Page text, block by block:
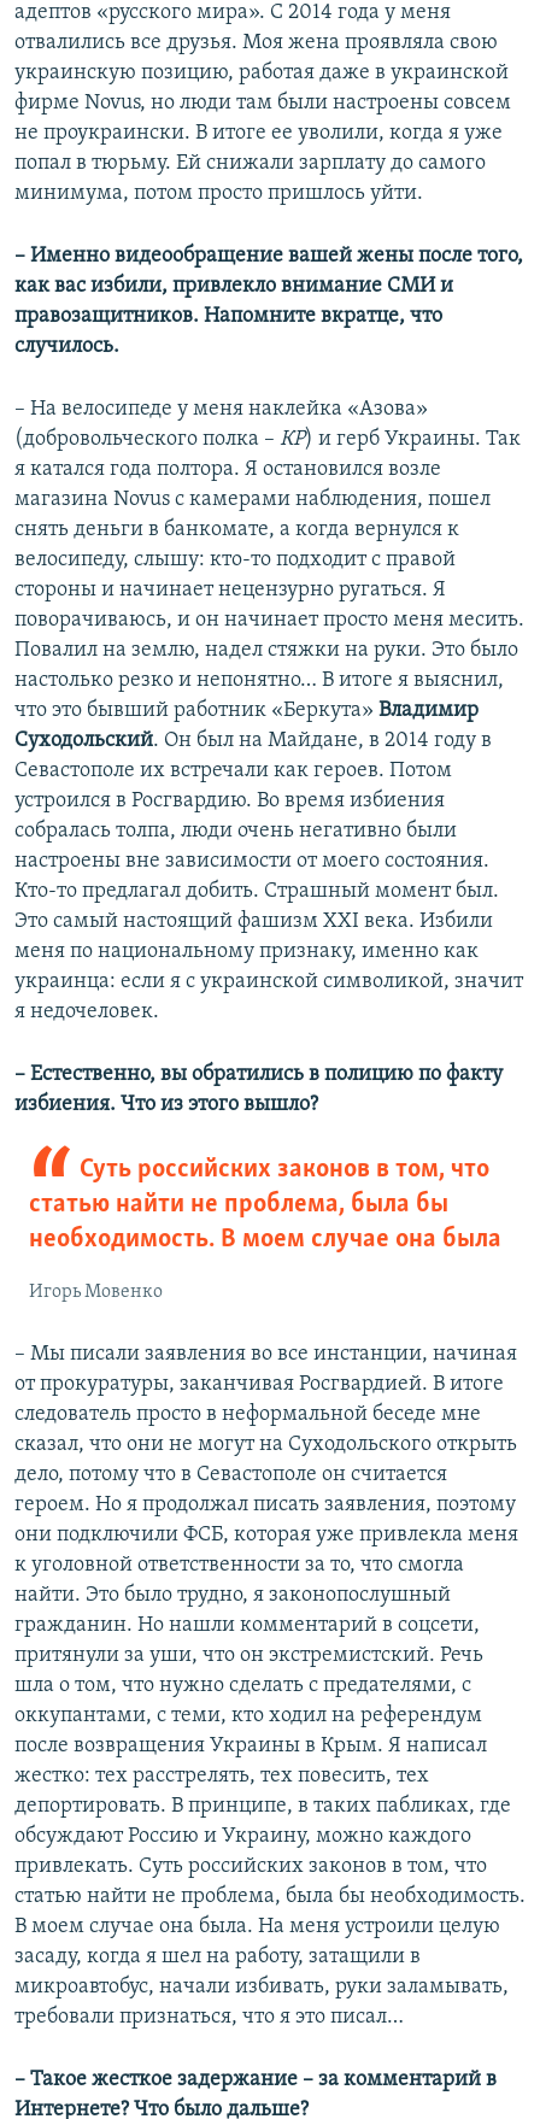
адептов «русского мира». С 2014 года у меня
отвалились все друзья. Моя жена проявляла свою
украинскую позицию, работая даже в украинской
фирме Novus, но люди там были настроены совсем
не проукраински. В итоге ее уволили, когда я уже
попал в тюрьму. Ей снижали зарплату до самого
минимума, потом просто пришлось уйти.
– Именно видеообращение вашей жены после того,
как вас избили, привлекло внимание СМИ и
правозащитников. Напомните вкратце, что
случилось.
– На велосипеде у меня наклейка «Азова»
(добровольческого полка – КР) и герб Украины. Так
я катался года полтора. Я остановился возле
магазина Novus с камерами наблюдения, пошел
снять деньги в банкомате, а когда вернулся к
велосипеду, слышу: кто-то подходит с правой
стороны и начинает нецензурно ругаться. Я
поворачиваюсь, и он начинает просто меня месить.
Повалил на землю, надел стяжки на руки. Это было
настолько резко и непонятно… В итоге я выяснил,
что это бывший работник «Беркута» Владимир
Суходольский. Он был на Майдане, в 2014 году в
Севастополе их встречали как героев. Потом
устроился в Росгвардию. Во время избиения
собралась толпа, люди очень негативно были
настроены вне зависимости от моего состояния.
Кто-то предлагал добить. Страшный момент был.
Это самый настоящий фашизм XXI века. Избили
меня по национальному признаку, именно как
украинца: если я с украинской символикой, значит
я недочеловек.
– Естественно, вы обратились в полицию по факту
избиения. Что из этого вышло?
Суть российских законов в том, что
статью найти не проблема, была бы
необходимость. В моем случае она была
Игорь Мовенко
– Мы писали заявления во все инстанции, начиная
от прокуратуры, заканчивая Росгвардией. В итоге
следователь просто в неформальной беседе мне
сказал, что они не могут на Суходольского открыть
дело, потому что в Севастополе он считается
героем. Но я продолжал писать заявления, поэтому
они подключили ФСБ, которая уже привлекла меня
к уголовной ответственности за то, что смогла
найти. Это было трудно, я законопослушный
гражданин. Но нашли комментарий в соцсети,
притянули за уши, что он экстремистский. Речь
шла о том, что нужно сделать с предателями, с
оккупантами, с теми, кто ходил на референдум
после возвращения Украины в Крым. Я написал
жестко: тех расстрелять, тех повесить, тех
депортировать. В принципе, в таких пабликах, где
обсуждают Россию и Украину, можно каждого
привлекать. Суть российских законов в том, что
статью найти не проблема, была бы необходимость.
В моем случае она была. На меня устроили целую
засаду, когда я шел на работу, затащили в
микроавтобус, начали избивать, руки заламывать,
требовали признаться, что я это писал…
– Такое жесткое задержание – за комментарий в
Интернете? Что было дальше?